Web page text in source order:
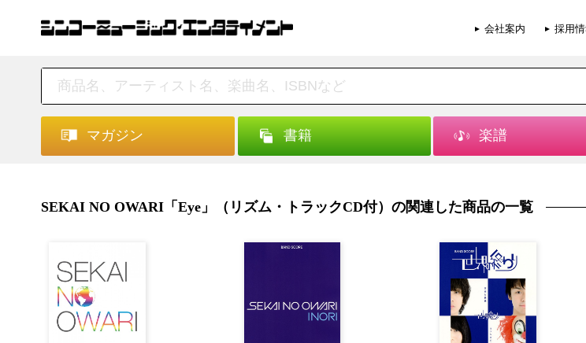
会社案内 採用
マガジン 書籍 楽譜
SEKAI NO OWARI「Eye」（リズム・トラックCD付）の関連した商品の一覧